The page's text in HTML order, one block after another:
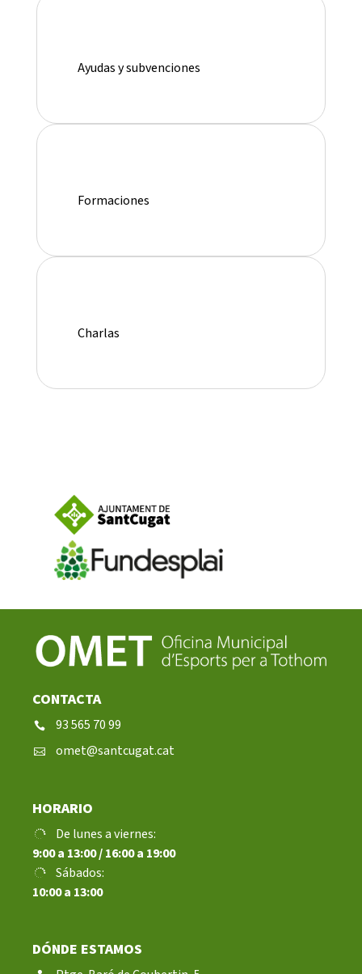
Ayudas y subvenciones
Formaciones
Charlas
CONTACTA
93 565 70 99
omet@santcugat.cat
HORARIO
De lunes a viernes:
9:00 a 13:00 / 16:00 a 19:00
Sábados:
10:00 a 13:00
DÓNDE ESTAMOS